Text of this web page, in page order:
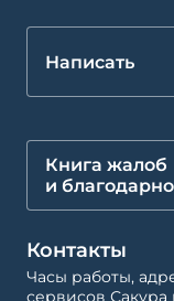
Написать
Книга жалоб
и
Контакты
Часы работы,
сервисов Сакура